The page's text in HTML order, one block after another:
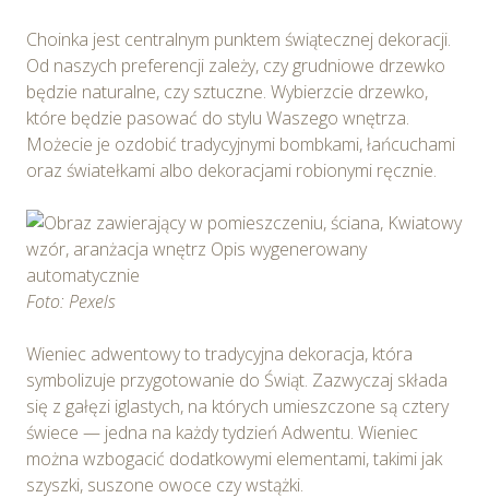
Choinka jest centralnym punktem świątecznej dekoracji.
Od naszych preferencji zależy, czy grudniowe drzewko
będzie naturalne, czy sztuczne. Wybierzcie drzewko,
które będzie pasować do stylu Waszego wnętrza.
Możecie je ozdobić tradycyjnymi bombkami, łańcuchami
oraz światełkami albo dekoracjami robionymi ręcznie.
Foto: Pexels
Wieniec adwentowy to tradycyjna dekoracja, która
symbolizuje przygotowanie do Świąt. Zazwyczaj składa
się z gałęzi iglastych, na których umieszczone są cztery
świece — jedna na każdy tydzień Adwentu. Wieniec
można wzbogacić dodatkowymi elementami, takimi jak
szyszki, suszone owoce czy wstążki.